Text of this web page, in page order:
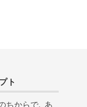
ト
ちからで, あ